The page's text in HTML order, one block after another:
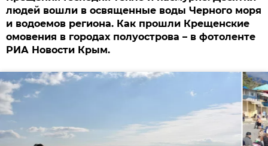
людей вошли в освященные воды Черного моря
и водоемов региона. Как прошли Крещенские
омовения в городах полуострова – в фотоленте
РИА Новости Крым.